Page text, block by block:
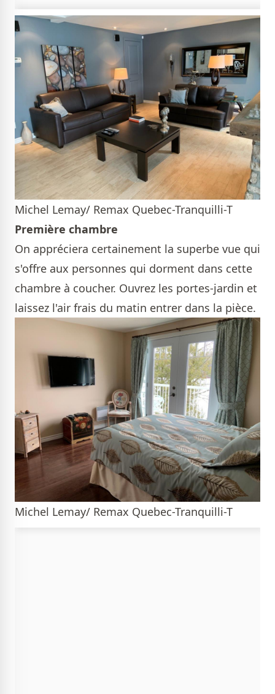
Michel Lemay/ Remax Quebec-Tranquilli-T
Première chambre
On appréciera certainement la superbe vue qui
s'offre aux personnes qui dorment dans cette
chambre à coucher. Ouvrez les portes-jardin et
laissez l'air frais du matin entrer dans la pièce.
Michel Lemay/ Remax Quebec-Tranquilli-T